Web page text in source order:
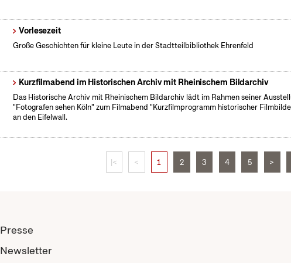
Vorlesezeit
Große Geschichten für kleine Leute in der Stadtteilbibliothek Ehrenfeld
Kurzfilmabend im Historischen Archiv mit Rheinischem Bildarchiv
Das Historische Archiv mit Rheinischem Bildarchiv lädt im Rahmen seiner
"Fotografen sehen Köln" zum Filmabend "Kurzfilmprogramm historischer
an den Eifelwall.
|< < 1 2 3 4 5 >
Presse
Newsletter